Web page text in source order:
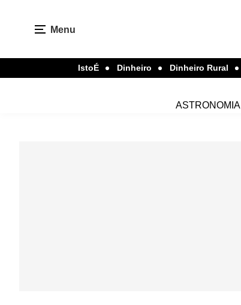
Menu
IstoÉ Dinheiro Dinheiro Rural
ASTRONOMIA